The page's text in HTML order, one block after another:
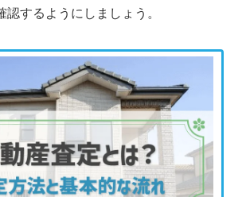
認するようにしましょう。